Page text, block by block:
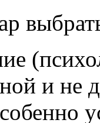
и не